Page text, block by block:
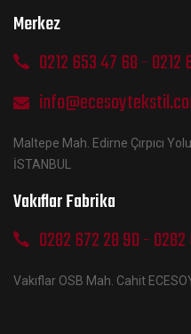
Merkez
0212 653 47 68 0212
Maltepe Mah. Edirne Çırpıcı
İSTANBUL
Vakıflar Fabrika
0282 672 28 90
Vakıflar OSB Mah. Cahit